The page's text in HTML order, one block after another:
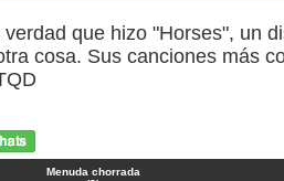
que hizo "Horses", un
cosa. Sus canciones más
Menuda chorrada